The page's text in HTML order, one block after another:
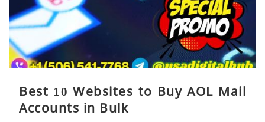
Best 10 Websites to Buy AOL Mail
Accounts in Bulk